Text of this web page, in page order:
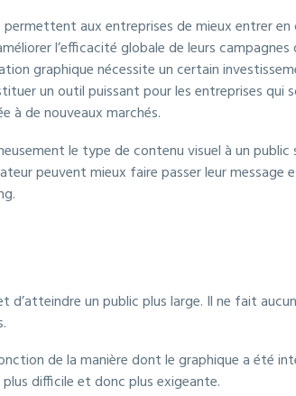
permettent aux entreprises de mieux entrer
l’efficacité globale de leurs
graphique nécessite un certain
un outil puissant pour les entreprises qui
à de nouveaux marchés.
le type de contenu visuel à un public
peuvent mieux faire passer leur message
un public plus large. Il ne fait
de la manière dont le graphique a été
difficile et donc plus exigeante.